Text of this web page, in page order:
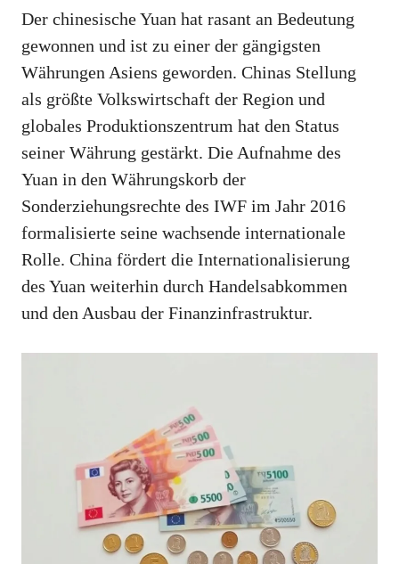
Der chinesische Yuan hat rasant an Bedeutung
gewonnen und ist zu einer der gängigsten
Währungen Asiens geworden. Chinas Stellung
als größte Volkswirtschaft der Region und
globales Produktionszentrum hat den Status
seiner Währung gestärkt. Die Aufnahme des
Yuan in den Währungskorb der
Sonderziehungsrechte des IWF im Jahr 2016
formalisierte seine wachsende internationale
Rolle. China fördert die Internationalisierung
des Yuan weiterhin durch Handelsabkommen
und den Ausbau der Finanzinfrastruktur.